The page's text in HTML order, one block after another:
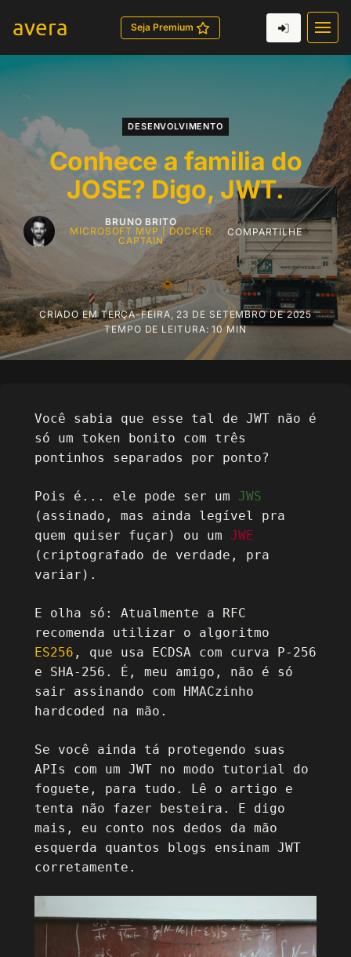
avera Seja Premium
DESENVOLVIMENTO
Conhece a familia do
JOSE? Digo, JWT.
BRUNO BRITO
MICROSOFT MVP | DOCKER
CAPTAIN
COMPARTILHE
CRIADO EMTERÇA-FEIRA, 23 DE SETEMBRO DE 2025
TEMPO DE LEITURA: 10 MIN
Você sabia que esse tal de JWT não é
só um token bonito com três
pontinhos separados por ponto?
Pois é... ele pode ser um JWS
(assinado, mas ainda legível pra
quem quiser fuçar) ou um JWE
(criptografado de verdade, pra
variar).
E olha só: Atualmente a RFC
recomenda utilizar o algoritmo
ES256 , que usa ECDSA com curva P-256
e SHA-256. É, meu amigo, não é só
sair assinando com HMACzinho
hardcoded na mão.
Se você ainda tá protegendo suas
APIs com um JWT no modo tutorial do
foguete, para tudo. Lê o artigo e
tenta não fazer besteira. E digo
mais, eu conto nos dedos da mão
esquerda quantos blogs ensinam JWT
corretamente.